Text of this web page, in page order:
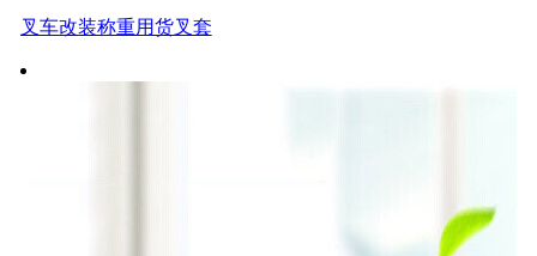
叉车改装称重用货叉套